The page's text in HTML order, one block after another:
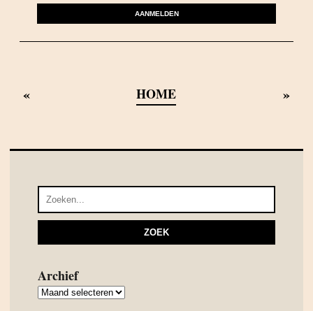
AANMELDEN
« HOME »
Archief
Archief